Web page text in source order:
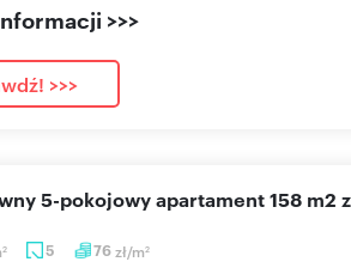
>>>
>>>
2 5 76zł/m2
5-pokojowy apartament 158